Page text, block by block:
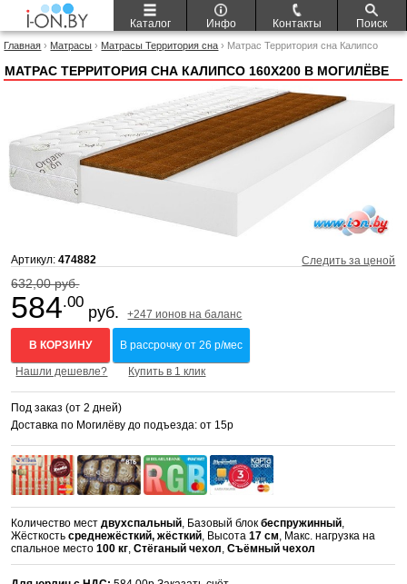
Каталог Инфо Контакты Поиск
Главная › Матрасы › Матрасы Территория сна › Матрас Территория сна Калипсо
МАТРАС ТЕРРИТОРИЯ СНА КАЛИПСО 160X200 В МОГИЛЁВЕ
Артикул:474882 Следить за ценой
632,00 руб.
584.00
руб. +247 ионов на баланс
В КОРЗИНУ В рассрочку от 26 р/мес
Нашли дешевле? Купить в 1 клик
Под заказ (от 2 дней)
Доставка по Могилёву до подъезда: от 15р
Количество местдвухспальный , Базовый блокбеспружинный
Жёсткостьсреднежёсткий, жёсткий , Высота17 см , Макс. нагрузка на
спальное место100 кг ,Стёганый чехол ,Съёмный чехол